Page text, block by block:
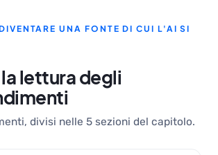
UNA FONTE DI CUI L'AI SI
lettura degli
divisi nelle 5 sezioni del capitolo.